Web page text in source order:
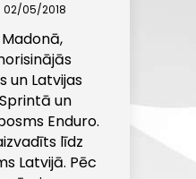
02/05/2018
un Latvijas
un
Enduro.
līdz
Latvijā. Pēc